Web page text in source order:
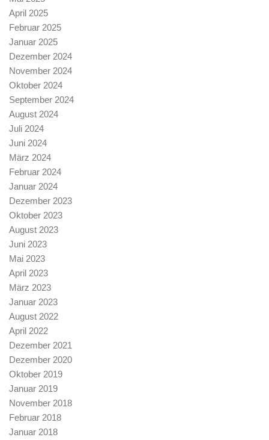
April 2025
Februar 2025
Januar 2025
Dezember 2024
November 2024
Oktober 2024
September 2024
August 2024
Juli 2024
Juni 2024
März 2024
Februar 2024
Januar 2024
Dezember 2023
Oktober 2023
August 2023
Juni 2023
Mai 2023
April 2023
März 2023
Januar 2023
August 2022
April 2022
Dezember 2021
Dezember 2020
Oktober 2019
Januar 2019
November 2018
Februar 2018
Januar 2018